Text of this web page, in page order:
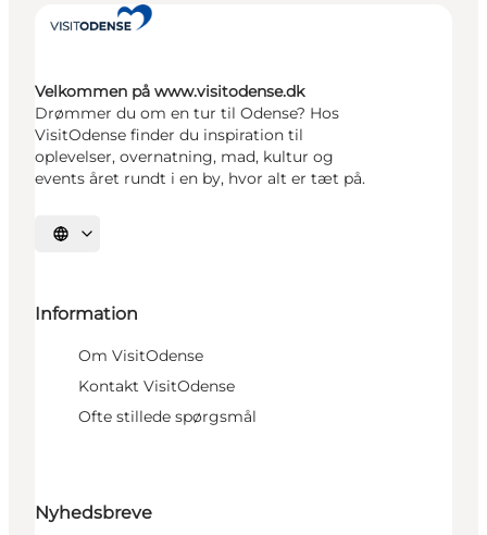
Velkommen på www.visitodense.dk
Drømmer du om en tur til Odense? Hos
VisitOdense finder du inspiration til
oplevelser, overnatning, mad, kultur og
events året rundt i en by, hvor alt er tæt på.
Vælg sprog
Information
Om VisitOdense
Kontakt VisitOdense
Ofte stillede spørgsmål
Nyhedsbreve